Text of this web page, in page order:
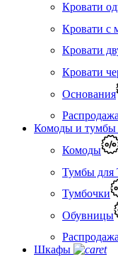
Кровати
Кровати с
Кровати
Кровати
Основания
Комоды и тумбы
Комоды
Тумбы для
Тумбочки
Обувницы
Шкафы